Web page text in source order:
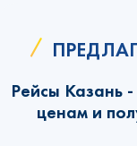
Рейсы Казань
ценам и